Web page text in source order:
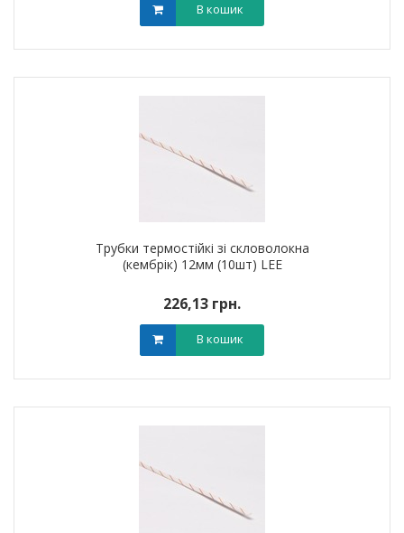
В кошик
Трубки термостійкі зі скловолокна
(кембрік) 12мм (10шт) LEE
226,13 грн.
В кошик